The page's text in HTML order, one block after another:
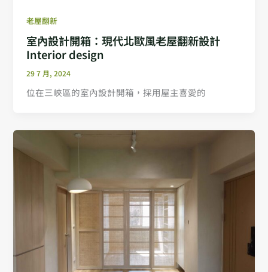
老屋翻新
室內設計開箱：現代北歐風老屋翻新設計
Interior design
29 7 月, 2024
位在三峽區的室內設計開箱，採用屋主喜愛的